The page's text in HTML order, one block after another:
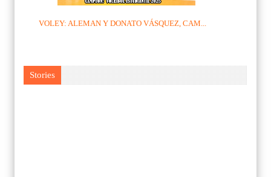
VOLEY: ALEMAN Y DONATO VÁSQUEZ, CAM...
Stories